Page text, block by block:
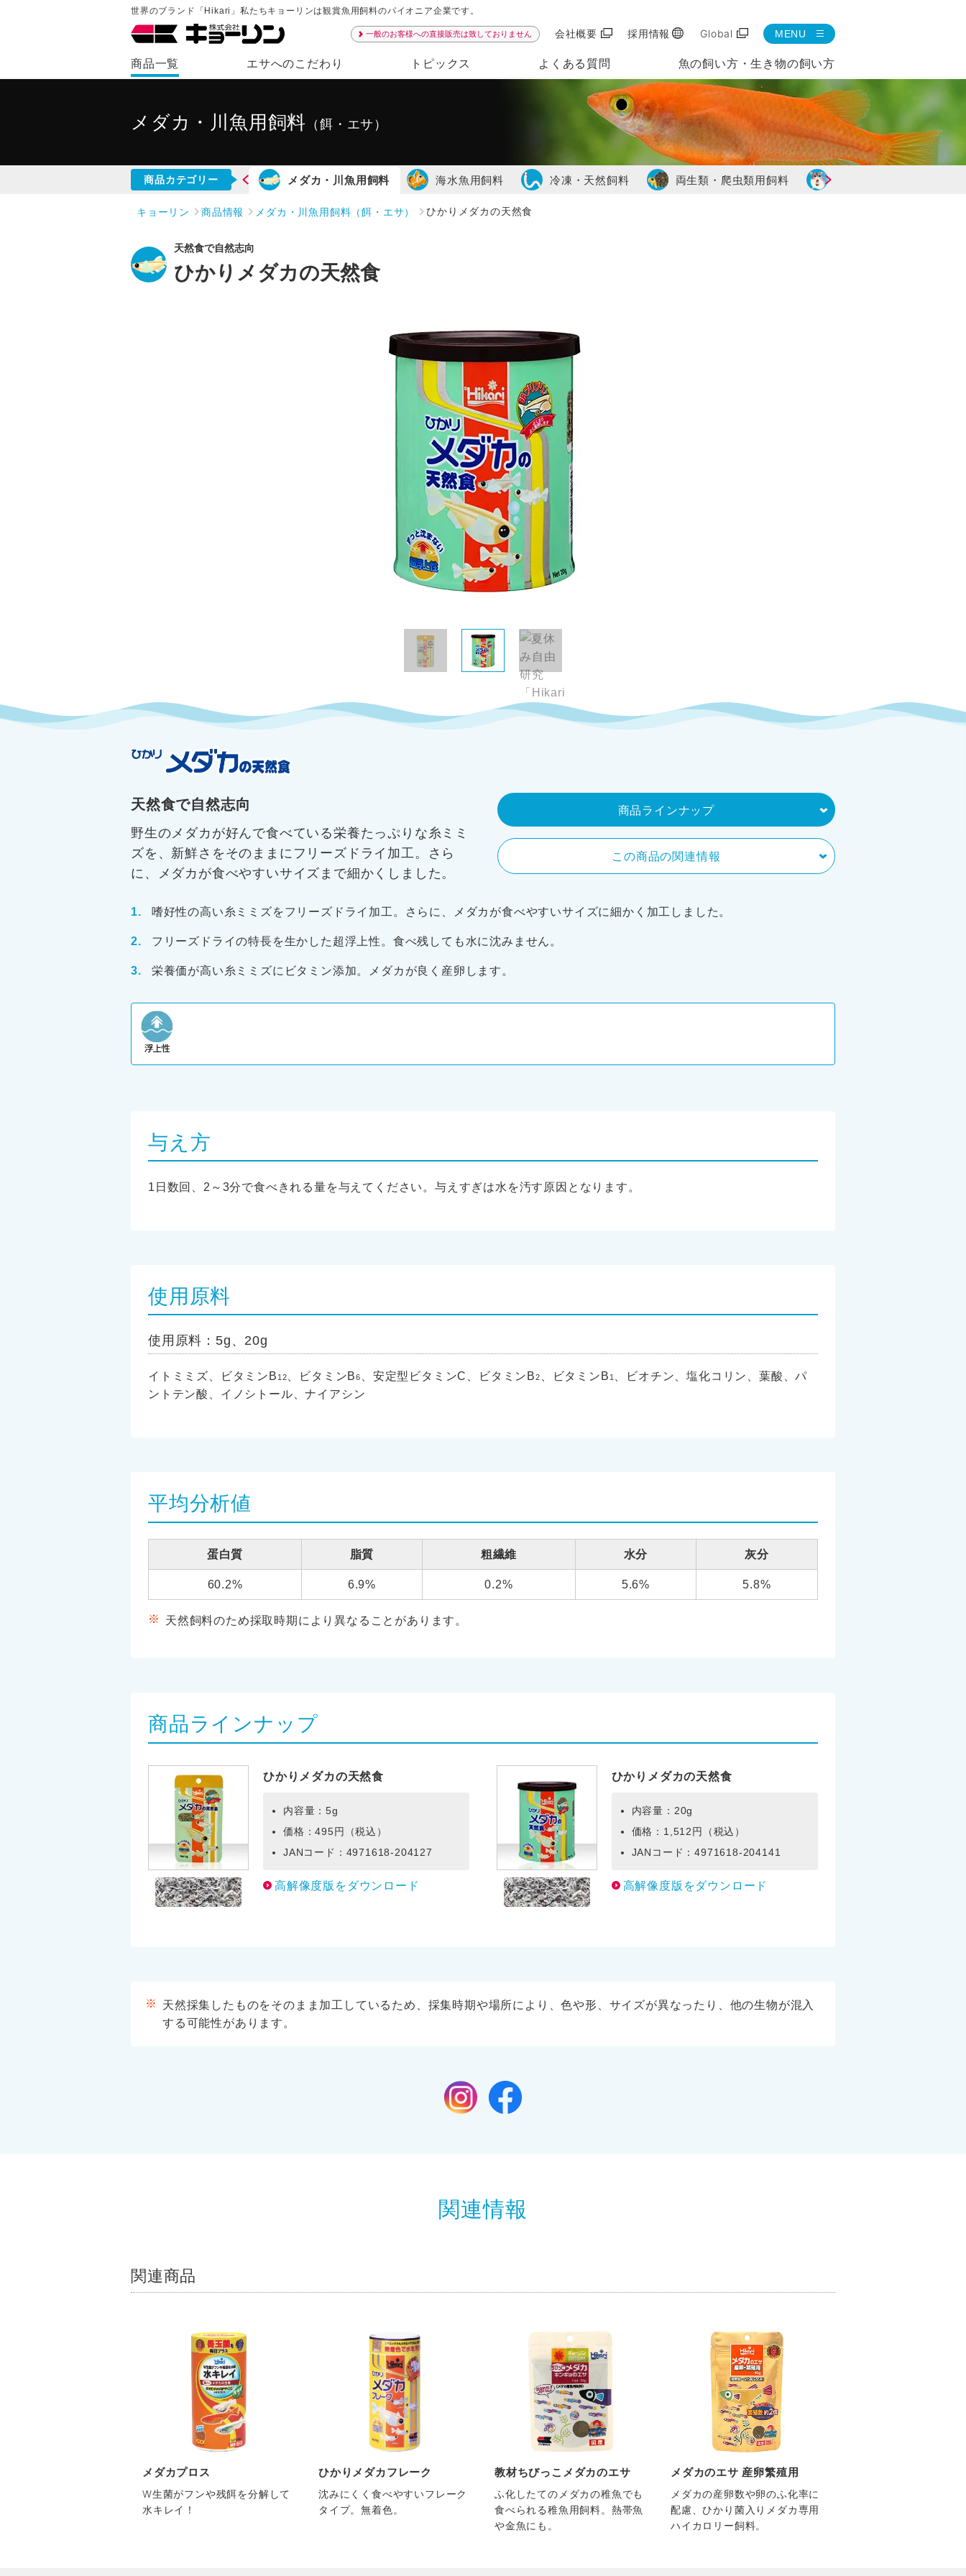
世界のブランド「Hikari」私たちキョーリンは観賞魚用飼料のパイオニア企業です。
一般のお客様への直接販売は致しておりません 会社概要 採用情報 Global MENU
商品一覧 エサへのこだわり トピックス よくある質問 魚の飼い方・生き物の飼い方
メダカ・川魚用飼料 （餌・エサ）
商品カテゴリー
熱帯魚用飼料 咲ひかり メダカ・川魚用飼料 海水魚用飼料 冷凍・天然飼料 両生類・爬虫類用飼料
キョーリン 商品情報 メダカ・川魚用飼料（餌・エサ） ひかりメダカの天然食
天然食で自然志向
ひかりメダカの天然食
天然食で自然志向
野生のメダカが好んで食べている栄養たっぷりな糸ミミ
ズを、新鮮さをそのままにフリーズドライ加工。さら
に、メダカが食べやすいサイズまで細かくしました。
商品ラインナップ
この商品の関連情報
嗜好性の高い糸ミミズをフリーズドライ加工。さらに、メダカが食べやすいサイズに細かく加工しました。
フリーズドライの特長を生かした超浮上性。食べ残しても水に沈みません。
栄養価が高い糸ミミズにビタミン添加。メダカが良く産卵します。
与え方
1日数回、2～3分で食べきれる量を与えてください。与えすぎは水を汚す原因となります。
使用原料
使用原料：5g、20g
イトミミズ、ビタミンB 12 、ビタミンB6 、安定型ビタミンC、ビタミンB2 、ビタミンB 1
、ビオチン、塩化コリン、葉酸、パ
ントテン酸、イノシトール、ナイアシン
平均分析値
蛋白質 脂質 粗繊維 水分 灰分
60.2% 6.9% 0.2% 5.6% 5.8%
天然飼料のため採取時期により異なることがあります。
商品ラインナップ
ひかりメダカの天然食
内容量：5g
価格：495円（税込）
JANコード：4971618-204127
高解像度版をダウンロード
ひかりメダカの天然食
内容量：20g
価格：1,512円（税込）
JANコード：4971618-204141
高解像度版をダウンロード
天然採集したものをそのまま加工しているため、採集時期や場所により、色や形、サイズが異なったり、他の生物が混入
する可能性があります。
関連情報
関連商品
メダカプロス
W生菌がフンや残餌を分解して
水キレイ！
ひかりメダカフレーク
沈みにくく食べやすいフレーク
タイプ。無着色。
教材ちびっこメダカのエサ
ふ化したてのメダカの稚魚でも
食べられる稚魚用飼料。熱帯魚
や金魚にも。
メダカのエサ 産卵繁殖用
メダカの産卵数や卵のふ化率に
配慮、ひかり菌入りメダカ専用
ハイカロリー飼料。